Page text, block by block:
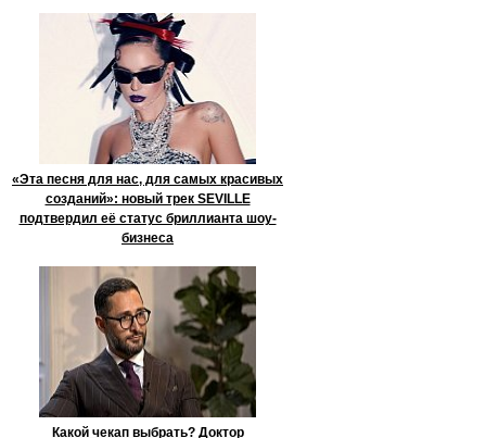
«Эта песня для нас, для самых красивых
созданий»: новый трек SEVILLE
подтвердил её статус бриллианта шоу-
бизнеса
Какой чекап выбрать? Доктор